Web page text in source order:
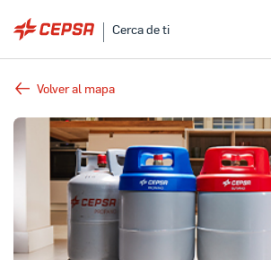
Cerca de ti
Volver al mapa